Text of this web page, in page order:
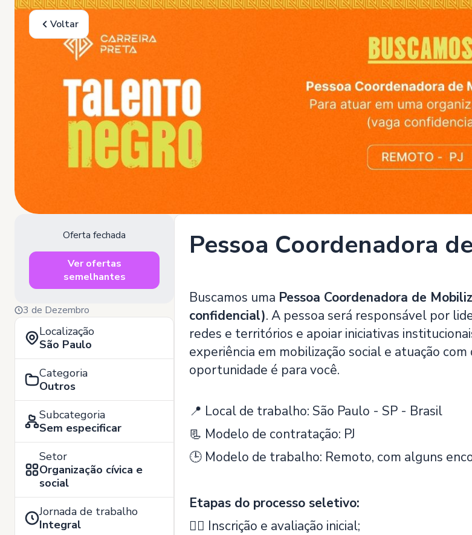
Voltar
Oferta fechada
Ver ofertas
semelhantes
3 de Dezembro
Localização
São Paulo
Categoria
Outros
Subcategoria
Sem especificar
Setor
Organização cívica e
social
Jornada de trabalho
Integral
Pessoa Coordenadora
Buscamos uma Pessoa Coordenadora de
confidencial). A pessoa será responsável por
redes e territórios e apoiar iniciativas
experiência em mobilização social e atuação
oportunidade é para você.
📍 Local de trabalho: São Paulo - SP - Brasil
📃 Modelo de contratação: PJ
🕒 Modelo de trabalho: Remoto, com alguns
Etapas do processo seletivo:
✍🏾 ️Inscrição e avaliação inicial;